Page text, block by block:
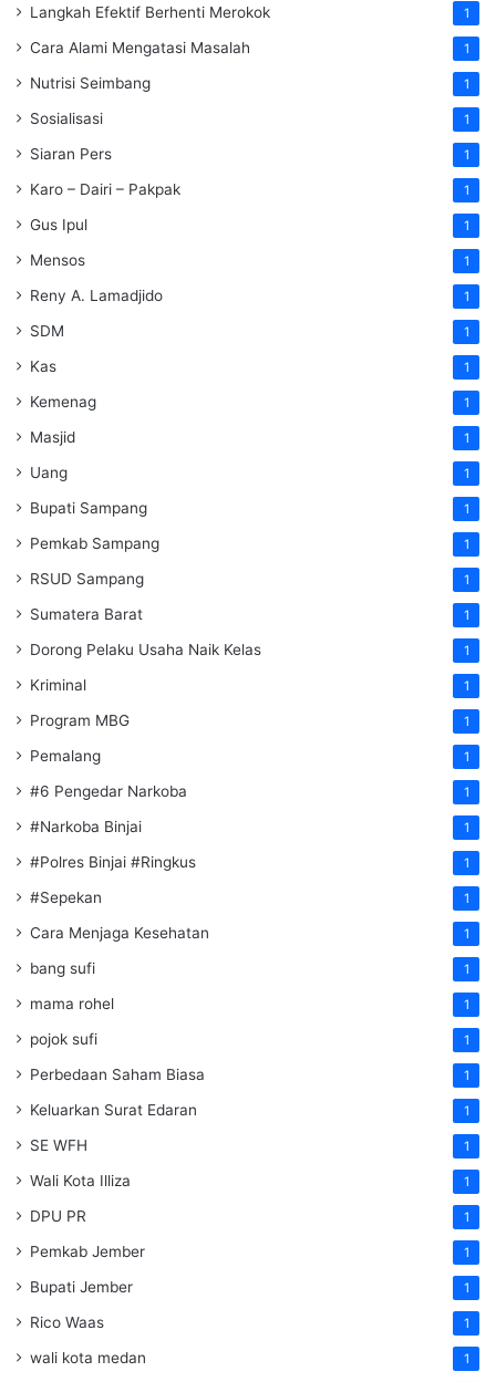
Langkah Efektif Berhenti Merokok 1
Cara Alami Mengatasi Masalah 1
Nutrisi Seimbang 1
Sosialisasi 1
Siaran Pers 1
Karo – Dairi – Pakpak 1
Gus Ipul 1
Mensos 1
Reny A. Lamadjido 1
SDM 1
Kas 1
Kemenag 1
Masjid 1
Uang 1
Bupati Sampang 1
Pemkab Sampang 1
RSUD Sampang 1
Sumatera Barat 1
Dorong Pelaku Usaha Naik Kelas 1
Kriminal 1
Program MBG 1
Pemalang 1
#6 Pengedar Narkoba 1
#Narkoba Binjai 1
#Polres Binjai #Ringkus 1
#Sepekan 1
Cara Menjaga Kesehatan 1
bang sufi 1
mama rohel 1
pojok sufi 1
Perbedaan Saham Biasa 1
Keluarkan Surat Edaran 1
SE WFH 1
Wali Kota Illiza 1
DPU PR 1
Pemkab Jember 1
Bupati Jember 1
Rico Waas 1
wali kota medan 1